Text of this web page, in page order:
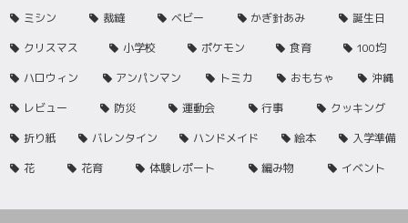
ミシン
裁縫 ベビー かぎ針あみ
誕生日
クリスマス
小学校 ポケモン 食育
100均
ハロウィン
アンパンマン トミカ おもちゃ
沖縄
レビュー
防災 運動会 行事
クッキング
折り紙
バレンタイン ハンドメイド 絵本
入学準備
花
花育 体験レポート 編み物 イベント